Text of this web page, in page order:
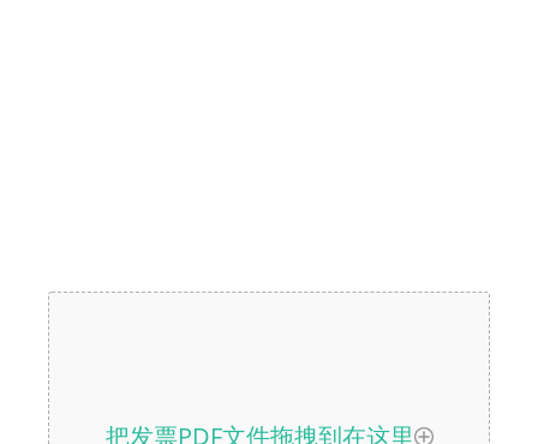
把发票PDF文件拖拽到在这里